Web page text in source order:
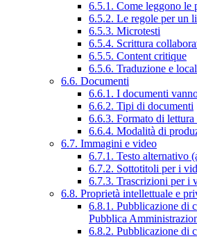
6.5.1. Come leggono le
6.5.2. Le regole per un
6.5.3. Microtesti
6.5.4. Scrittura
6.5.5. Content critique
6.5.6. Traduzione e
6.6. Documenti
6.6.1. I documenti
6.6.2. Tipi di documenti
6.6.3. Formato di
6.6.4. Modalità di
6.7. Immagini e video
6.7.1. Testo alternativo
6.7.2. Sottotitoli per i
6.7.3. Trascrizioni per i
6.8. Proprietà intellettuale e
6.8.1. Pubblicazione di
Pubblica
6.8.2. Pubblicazione di